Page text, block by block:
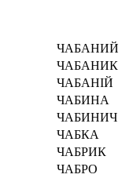
ЧАБАНИЙ
ЧАБАНИК
ЧАБАНІЙ
ЧАБИНА
ЧАБИНИЧ
ЧАБКА
ЧАБРИК
ЧАБРО